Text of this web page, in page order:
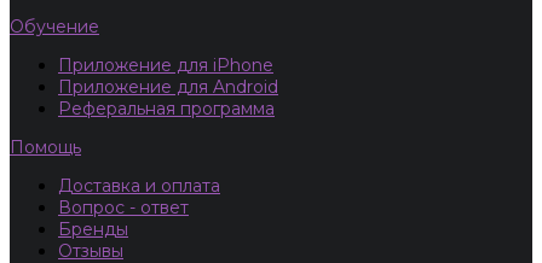
Обучение
Приложение для iPhone
Приложение для Android
Реферальная программа
Помощь
Доставка и оплата
Вопрос - ответ
Бренды
Отзывы